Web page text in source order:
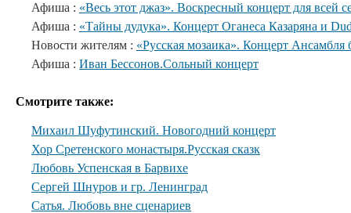
Афиша : «Весь этот джаз». Воскресный концерт для всей
Афиша : «Тайны дудука». Концерт Оганеса Казаряна и
Новости жителям : «Русская мозаика». Концерт Ансамбля
Афиша : Иван Бессонов.Сольный концерт
Смотрите также:
Михаил Шуфутинский. Новогодний концерт
Хор Сретенского монастыря.Русская сказк
Любовь Успенская в Барвихе
Сергей Шнуров и гр. Ленинград
Сатья. Любовь вне сценариев